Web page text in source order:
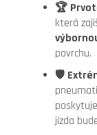
🏆
která
povrchu.
🛡️
jízda